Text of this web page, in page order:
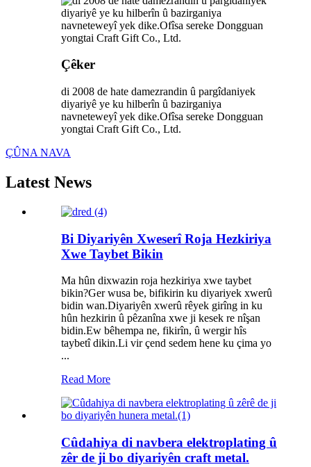
Çêker
di 2008 de hate damezrandin û pargîdaniyek
diyariyê ye ku hilberîn û bazirganiya
navneteweyî yek dike.Ofîsa sereke Dongguan
yongtai Craft Gift Co., Ltd.
ÇÛNA NAVA
Latest News
Bi Diyariyên Xweserî Roja Hezkiriya
Xwe Taybet Bikin
Ma hûn dixwazin roja hezkiriya xwe taybet
bikin?Ger wusa be, bifikirin ku diyariyek xwerû
bidin wan.Diyariyên xwerû rêyek girîng in ku
hûn hezkirin û pêzanîna xwe ji kesek re nîşan
bidin.Ew bêhempa ne, fikirîn, û wergir hîs
taybetî dikin.Li vir çend sedem hene ku çima yo
...
Read More
Cûdahiya di navbera elektroplating û
zêr de ji bo diyariyên craft metal.